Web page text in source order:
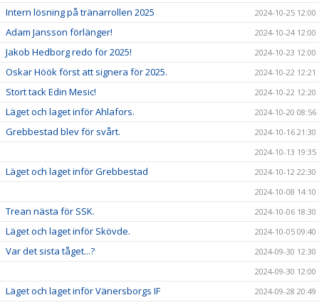
Intern lösning på tränarrollen 2025 2024-10-25 12:00
Adam Jansson förlänger! 2024-10-24 12:00
Jakob Hedborg redo för 2025! 2024-10-23 12:00
Oskar Höök först att signera för 2025. 2024-10-22 12:21
Stort tack Edin Mesic! 2024-10-22 12:20
Läget och laget inför Ahlafors. 2024-10-20 08:56
Grebbestad blev för svårt.
2024-10-16 21:30
2024-10-13 19:35
Läget och laget inför Grebbestad
2024-10-12 22:30
2024-10-08 14:10
Trean nästa för SSK. 2024-10-06 18:30
Läget och laget inför Skövde. 2024-10-05 09:40
Var det sista tåget...?
2024-09-30 12:30
2024-09-30 12:00
Läget och laget inför Vänersborgs IF
2024-09-28 20:49